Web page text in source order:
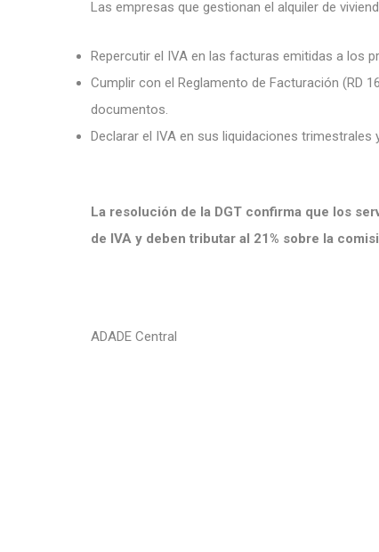
Las empresas que gestionan el alquiler de
Repercutir el IVA en las facturas emitidas a los
Cumplir con el Reglamento de Facturación (RD
documentos.
Declarar el IVA en sus liquidaciones trimestrales
La resolución de la DGT confirma que los
de IVA y deben tributar al 21% sobre la
ADADE Central